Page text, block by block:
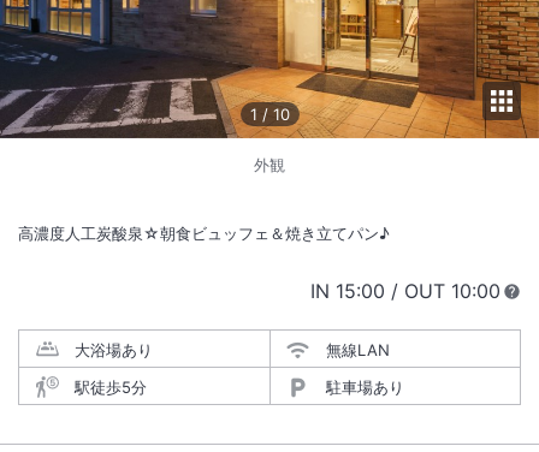
1 / 10
外観
高濃度人工炭酸泉☆朝食ビュッフェ＆焼き立てパン♪
IN チェックイン
15:00 / OUT チェック
10:00
大浴場あり
無線LAN
駅徒歩5分
駐車場あり